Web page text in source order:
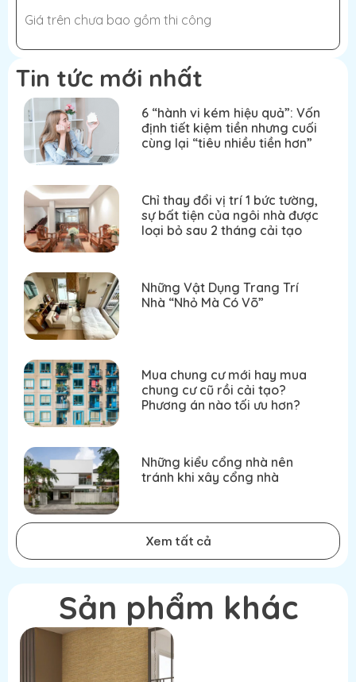
Giá trên chưa bao gồm thi công
Tin tức mới nhất
6 “hành vi kém hiệu quả”: Vốn
định tiết kiệm tiền nhưng cuối
cùng lại “tiêu nhiều tiền hơn”
Chỉ thay đổi vị trí 1 bức tường,
sự bất tiện của ngôi nhà được
loại bỏ sau 2 tháng cải tạo
Những Vật Dụng Trang Trí
Nhà “Nhỏ Mà Có Võ”
Mua chung cư mới hay mua
chung cư cũ rồi cải tạo?
Phương án nào tối ưu hơn?
Những kiểu cổng nhà nên
tránh khi xây cổng nhà
Xem tất cả
Sản phẩm khác